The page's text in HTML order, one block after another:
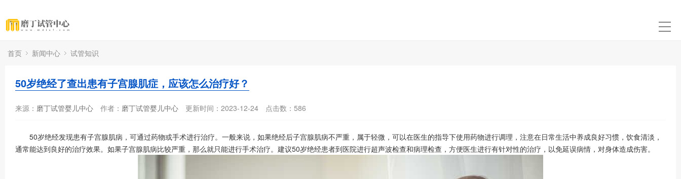
首页 新闻中心 试管知识
50岁绝经了查出患有子宫腺肌症，应该怎么治疗好？
来源： 磨丁试管婴儿中心 作者： 磨丁试管婴儿中心 更新时间：2023-12-24 点击数： 586
50岁绝经发现患有子宫腺肌病，可通过药物或手术进行治疗。一般来说，如果绝经后子宫腺肌病不严重，属于轻微，可以在医生的指导下使用药物进行调理，注意在日常生活中养成良好习惯，饮食清淡，
通常能达到良好的治疗效果。如果子宫腺肌病比较严重，那么就只能进行手术治疗。建议50岁绝经患者到医院进行超声波检查和病理检查，方便医生进行有针对性的治疗，以免延误病情，对身体造成伤害。